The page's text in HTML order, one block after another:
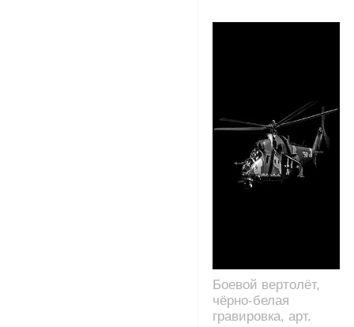
Боевой вертолёт,
чёрно-белая
гравировка, арт.